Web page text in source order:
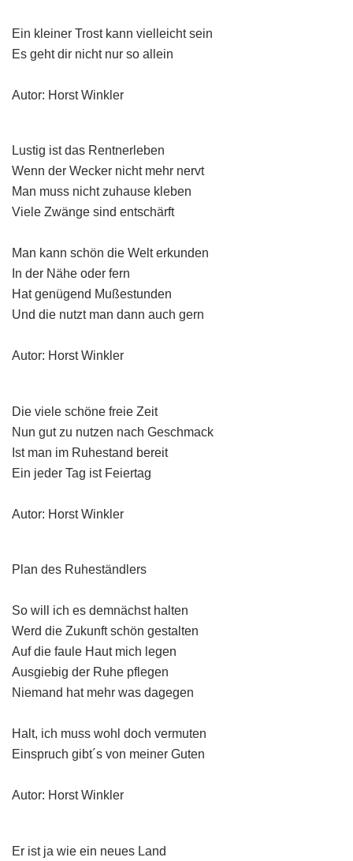
Ein kleiner Trost kann vielleicht sein
Es geht dir nicht nur so allein
Autor: Horst Winkler
Lustig ist das Rentnerleben
Wenn der Wecker nicht mehr nervt
Man muss nicht zuhause kleben
Viele Zwänge sind entschärft
Man kann schön die Welt erkunden
In der Nähe oder fern
Hat genügend Mußestunden
Und die nutzt man dann auch gern
Autor: Horst Winkler
Die viele schöne freie Zeit
Nun gut zu nutzen nach Geschmack
Ist man im Ruhestand bereit
Ein jeder Tag ist Feiertag
Autor: Horst Winkler
Plan des Ruheständlers
So will ich es demnächst halten
Werd die Zukunft schön gestalten
Auf die faule Haut mich legen
Ausgiebig der Ruhe pflegen
Niemand hat mehr was dagegen
Halt, ich muss wohl doch vermuten
Einspruch gibt´s von meiner Guten
Autor: Horst Winkler
Er ist ja wie ein neues Land